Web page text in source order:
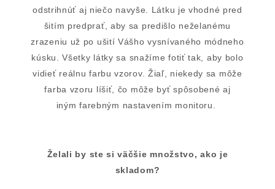
odstrihnúť aj niečo navyše. Látku je vhodné pred
šitím predprať, aby sa predišlo neželanému
zrazeniu už po ušití Vášho vysnívaného módneho
kúsku. Všetky látky sa snažíme fotiť tak, aby bolo
vidieť reálnu farbu vzorov. Žiaľ, niekedy sa môže
farba vzoru líšiť, čo môže byť spôsobené aj
iným farebným nastavením monitoru.
Želali by ste si väčšie množstvo, ako je
skladom?